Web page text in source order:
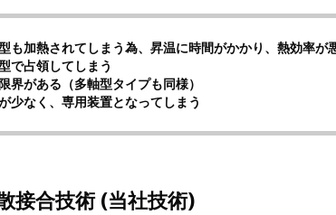
も加熱されてしまう為、昇温に時間がかかり、熱効率が
で占領してしまう
界がある（多軸型タイプも同様）
少なく、専用装置となってしまう
接合技術 (当社技術)